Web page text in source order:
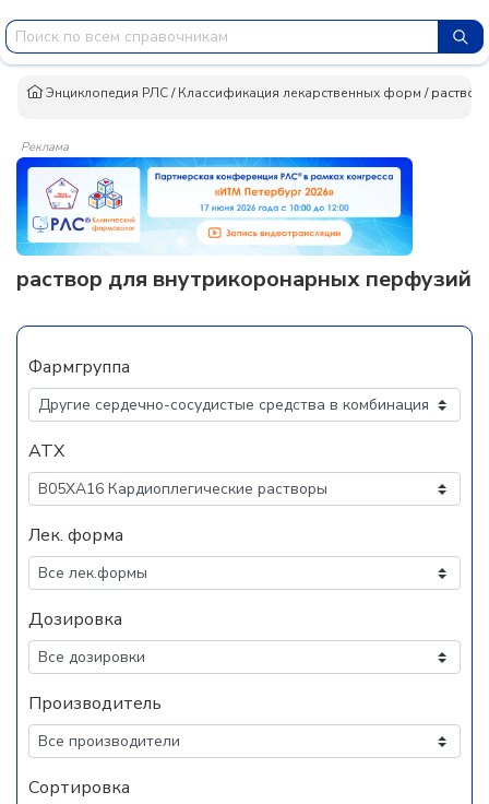
Энциклопедия РЛС/Классификация лекарственных форм /
Реклама
раствор для внутрикоронарных перфузий
Фармгруппа
АТХ
Лек. форма
Дозировка
Производитель
Сортировка